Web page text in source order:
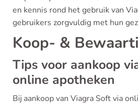
en kennis rond het gebruik van
gebruikers zorgvuldig met hun
Koop- &
Tips voor aankoop
online apotheken
Bij aankoop van Viagra Soft via